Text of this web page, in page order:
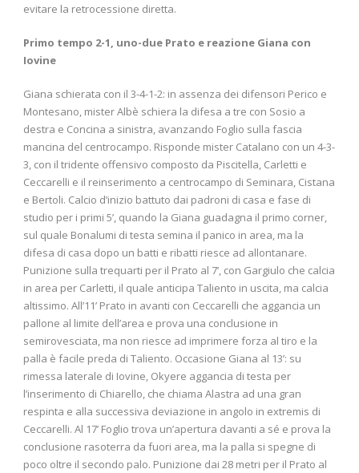
evitare la retrocessione diretta.
Primo tempo 2-1, uno-due Prato e reazione Giana con
Iovine
Giana schierata con il 3-4-1-2: in assenza dei difensori Perico e
Montesano, mister Albè schiera la difesa a tre con Sosio a
destra e Concina a sinistra, avanzando Foglio sulla fascia
mancina del centrocampo. Risponde mister Catalano con un 4-3-
3, con il tridente offensivo composto da Piscitella, Carletti e
Ceccarelli e il reinserimento a centrocampo di Seminara, Cistana
e Bertoli. Calcio d’inizio battuto dai padroni di casa e fase di
studio per i primi 5’, quando la Giana guadagna il primo corner,
sul quale Bonalumi di testa semina il panico in area, ma la
difesa di casa dopo un batti e ribatti riesce ad allontanare.
Punizione sulla trequarti per il Prato al 7’, con Gargiulo che calcia
in area per Carletti, il quale anticipa Taliento in uscita, ma calcia
altissimo. All’11’ Prato in avanti con Ceccarelli che aggancia un
pallone al limite dell’area e prova una conclusione in
semirovesciata, ma non riesce ad imprimere forza al tiro e la
palla è facile preda di Taliento. Occasione Giana al 13’: su
rimessa laterale di Iovine, Okyere aggancia di testa per
l’inserimento di Chiarello, che chiama Alastra ad una gran
respinta e alla successiva deviazione in angolo in extremis di
Ceccarelli. Al 17’ Foglio trova un’apertura davanti a sé e prova la
conclusione rasoterra da fuori area, ma la palla si spegne di
poco oltre il secondo palo. Punizione dai 28 metri per il Prato al